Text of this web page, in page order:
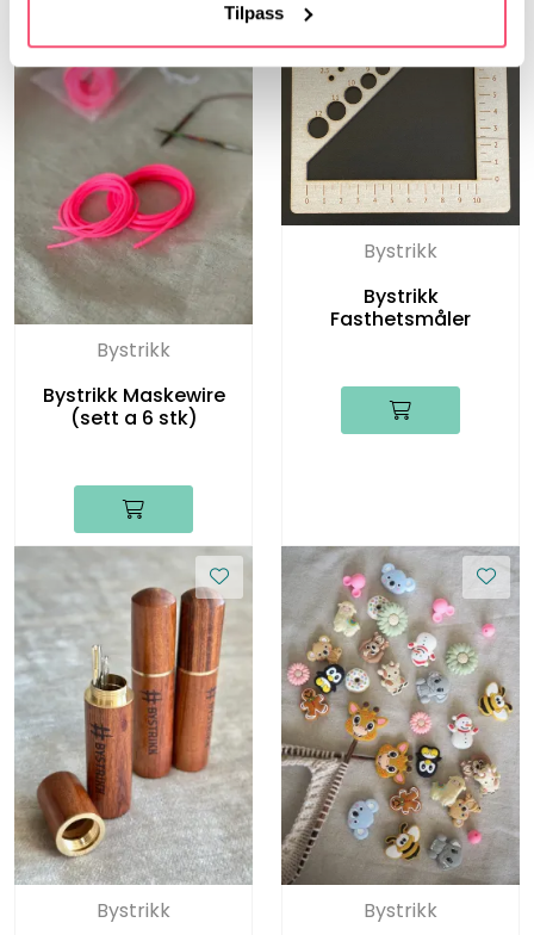
Tilpass
Bystrikk
Bystrikk Maskewire
(sett a 6 stk)
Bystrikk
Bystrikk
Fasthetsmåler
Bystrikk
Bystrikk